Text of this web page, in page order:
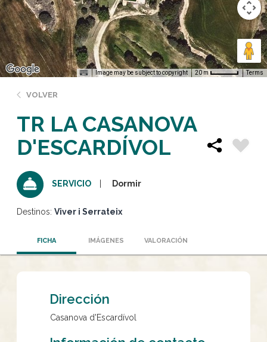
Image may be subject to copyright 20 m Terms
VOLVER
TR LA CASANOVA
D'ESCARDÍVOL
SERVICIO Dormir
Destinos: Viver i Serrateix
FICHA IMÁGENES VALORACIÓN
Dirección
Casanova d'Escardívol